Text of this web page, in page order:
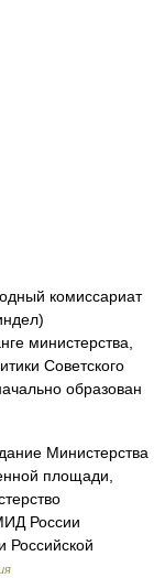
комиссариат
министерства,
Советского
образован
Министерства
площади,
России
Российской